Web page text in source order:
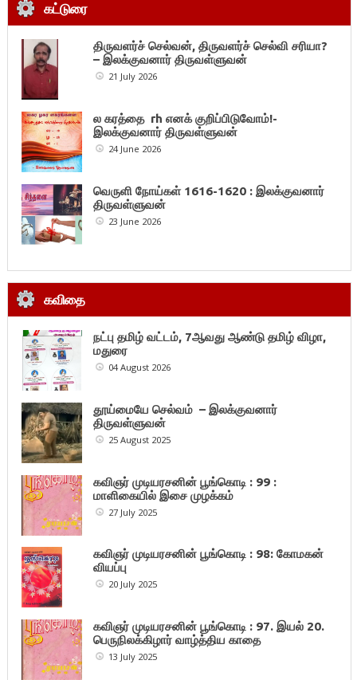
கட்டுரை
திருவளர்ச் செல்வன், திருவளர்ச் செல்வி சரியா?
– இலக்குவனார் திருவள்ளுவன்
21 July 2026
ல கரத்தை rh எனக் குறிப்பிடுவோம்!-
இலக்குவனார் திருவள்ளுவன்
24 June 2026
வெருளி நோய்கள் 1616-1620 : இலக்குவனார்
திருவள்ளுவன்
23 June 2026
கவிதை
நட்பு தமிழ் வட்டம், 7ஆவது ஆண்டு தமிழ் விழா,
மதுரை
04 August 2026
தூய்மையே செல்வம் – இலக்குவனார்
திருவள்ளுவன்
25 August 2025
கவிஞர் முடியரசனின் பூங்கொடி : 99 :
மாளிகையில் இசை முழக்கம்
27 July 2025
கவிஞர் முடியரசனின் பூங்கொடி : 98: கோமகன்
வியப்பு
20 July 2025
கவிஞர் முடியரசனின் பூங்கொடி : 97. இயல் 20.
பெருநிலக்கிழார் வாழ்த்திய காதை
13 July 2025